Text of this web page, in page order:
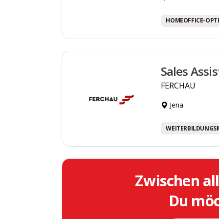
HOMEOFFICE-
Sales
FERCHAU
Jena
Zwischen
Du